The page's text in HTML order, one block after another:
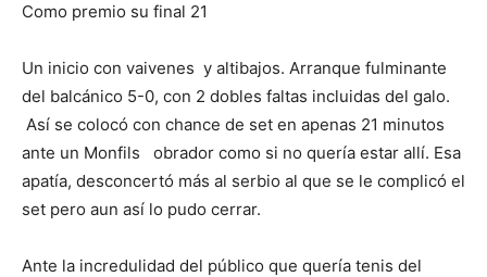
Como premio su final 21
Un inicio con vaivenes y altibajos. Arranque fulminante
del balcánico 5-0, con 2 dobles faltas incluidas del galo.
Así se colocó con chance de set en apenas 21 minutos
ante un Monfils obrador como si no quería estar allí. Esa
apatía, desconcertó más al serbio al que se le complicó el
set pero aun así lo pudo cerrar.
Ante la incredulidad del público que quería tenis del